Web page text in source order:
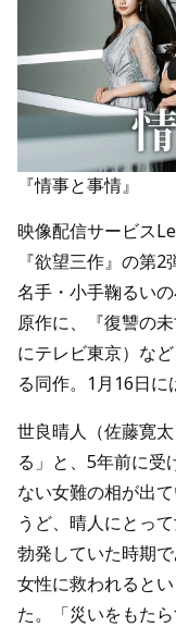
『情事と事情』
映像配信サービス
『欲望三作』の第
名手・小手鞠るい
原作に、『復讐の
にテレビ東京）な
る同作。1月16日に
世良晴人（佐藤寛
る」と、5年前に受
ない女難の相が出
うど、晴人にとっ
勃発していた時期
女性に救われると
た。「災いをもた